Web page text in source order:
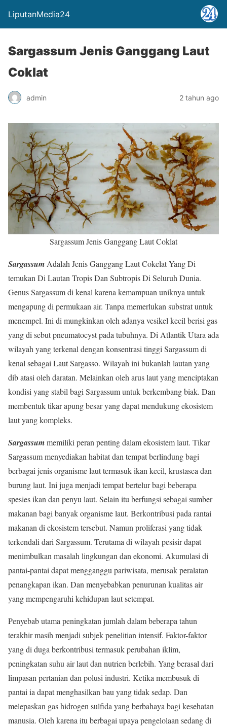
LiputanMedia24
Sargassum Jenis Ganggang Laut
Coklat
admin 2 tahun ago
Sargassum Jenis Ganggang Laut Coklat
Sargassum Adalah Jenis Ganggang Laut Cokelat Yang Di
temukan Di Lautan Tropis Dan Subtropis Di Seluruh Dunia.
Genus Sargassum di kenal karena kemampuan uniknya untuk
mengapung di permukaan air. Tanpa memerlukan substrat untuk
menempel. Ini di mungkinkan oleh adanya vesikel kecil berisi gas
yang di sebut pneumatocyst pada tubuhnya. Di Atlantik Utara ada
wilayah yang terkenal dengan konsentrasi tinggi Sargassum di
kenal sebagai Laut Sargasso. Wilayah ini bukanlah lautan yang
dib atasi oleh daratan. Melainkan oleh arus laut yang menciptakan
kondisi yang stabil bagi Sargassum untuk berkembang biak. Dan
membentuk tikar apung besar yang dapat mendukung ekosistem
laut yang kompleks.
Sargassummemiliki peran penting dalam ekosistem laut. Tikar
Sargassum menyediakan habitat dan tempat berlindung bagi
berbagai jenis organisme laut termasuk ikan kecil, krustasea dan
burung laut. Ini juga menjadi tempat bertelur bagi beberapa
spesies ikan dan penyu laut. Selain itu berfungsi sebagai sumber
makanan bagi banyak organisme laut. Berkontribusi pada rantai
makanan di ekosistem tersebut. Namun proliferasi yang tidak
terkendali dari Sargassum. Terutama di wilayah pesisir dapat
menimbulkan masalah lingkungan dan ekonomi. Akumulasi di
pantai-pantai dapat mengganggu pariwisata, merusak peralatan
penangkapan ikan. Dan menyebabkan penurunan kualitas air
yang mempengaruhi kehidupan laut setempat.
Penyebab utama peningkatan jumlah dalam beberapa tahun
terakhir masih menjadi subjek penelitian intensif. Faktor-faktor
yang di duga berkontribusi termasuk perubahan iklim,
peningkatan suhu air laut dan nutrien berlebih. Yang berasal dari
limpasan pertanian dan polusi industri. Ketika membusuk di
pantai ia dapat menghasilkan bau yang tidak sedap. Dan
melepaskan gas hidrogen sulfida yang berbahaya bagi kesehatan
manusia. Oleh karena itu berbagai upaya pengelolaan sedang di